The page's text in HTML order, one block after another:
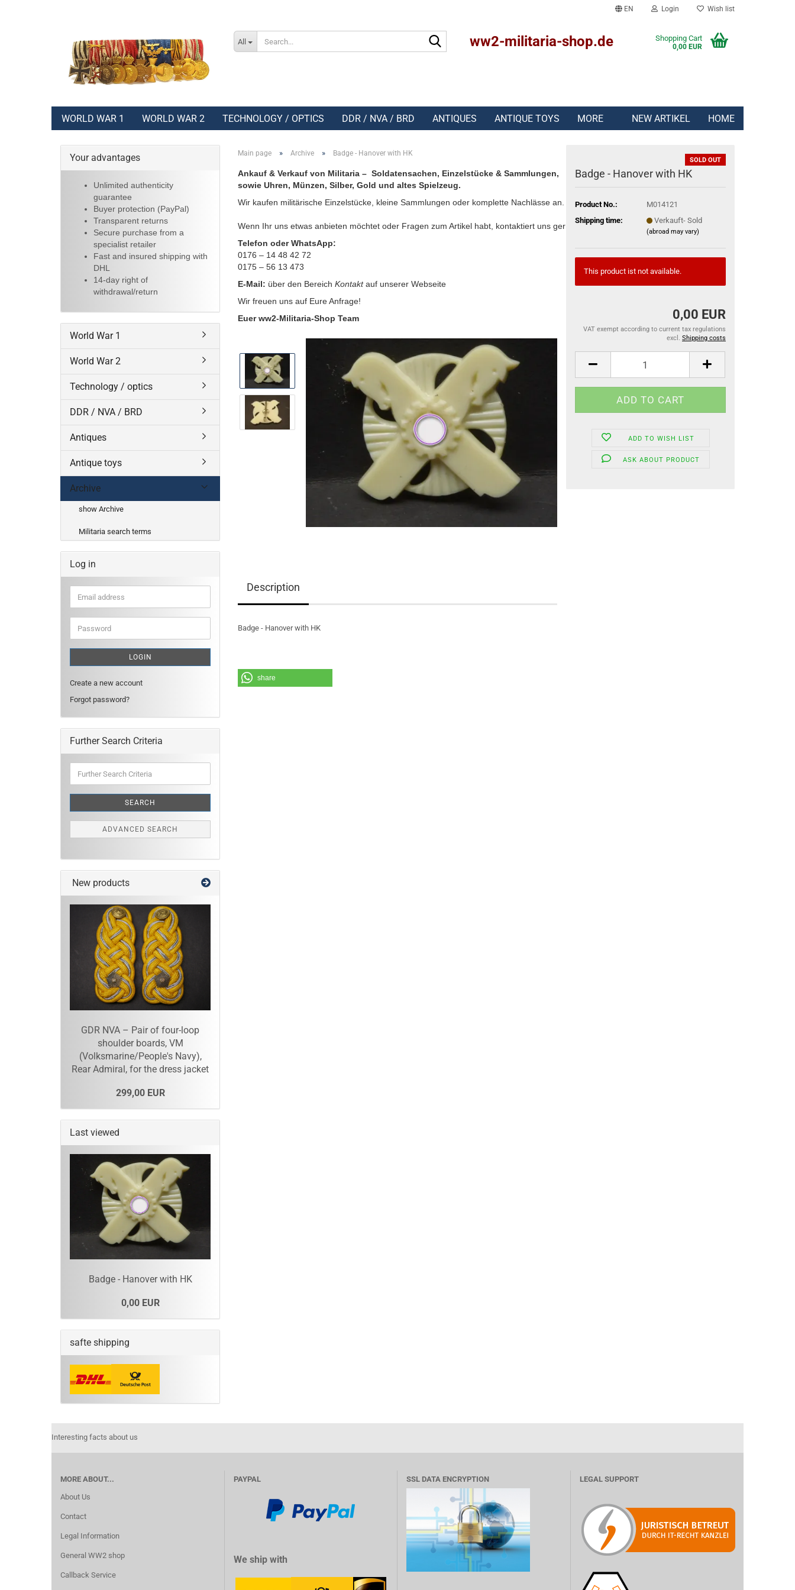
EN Login Wish list
All ww2-militaria-shop.de Shopping Cart
0,00 EUR
WORLD WAR 1 WORLD WAR 2 TECHNOLOGY / OPTICS DDR / NVA / BRD ANTIQUES ANTIQUE TOYS NEW ARTIKEL HOME
MORE
Main page » Archive » Badge - Hanover with HK
Ankauf & Verkauf von Militaria – Soldatensachen, Einzelstücke & Sammlungen,
sowie Uhren, Münzen, Silber, Gold und altes Spielzeug.
Wir kaufen militärische Einzelstücke, kleine Sammlungen oder komplette Nachlässe an.
Wenn Ihr uns etwas anbieten möchtet oder Fragen zum Artikel habt, kontaktiert uns gern:
Telefon oder WhatsApp:
0176 – 14 48 42 72
0175 – 56 13 473
E-Mail: über den Bereich Kontakt auf unserer Webseite
Wir freuen uns auf Eure Anfrage!
Euer ww2-Militaria-Shop Team
SOLD OUT
Badge - Hanover with HK
Product No.:
M014121
Shipping time:
Verkauft- Sold
(abroad may vary)
This product ist not available.
0,00 EUR
VAT exempt according to current tax regulations
excl. Shipping costs
ADD TO WISH LIST
ASK ABOUT PRODUCT
Description
Badge - Hanover with HK
share
Your advantages
Unlimited authenticity
guarantee
Buyer protection (PayPal)
Transparent returns
Secure purchase from a
specialist retailer
Fast and insured shipping with
DHL
14-day right of
withdrawal/return
World War 1
World War 2
Technology / optics
DDR / NVA / BRD
Antiques
Antique toys
Archive
show Archive
Militaria search terms
Log in
Email
address
Password
LOGIN
Create a new account
Forgot password?
Further Search Criteria
Search
SEARCH
ADVANCED SEARCH
New products
GDR NVA – Pair of four-loop
shoulder boards, VM
(Volksmarine/People's Navy),
Rear Admiral, for the dress jacket
299,00 EUR
Last viewed
Badge - Hanover with HK
0,00 EUR
safte shipping
Interesting facts about us
MORE ABOUT...
About Us
Contact
Legal Information
General WW2 shop
Callback Service
PAYPAL
We ship with
SSL DATA ENCRYPTION LEGAL SUPPORT